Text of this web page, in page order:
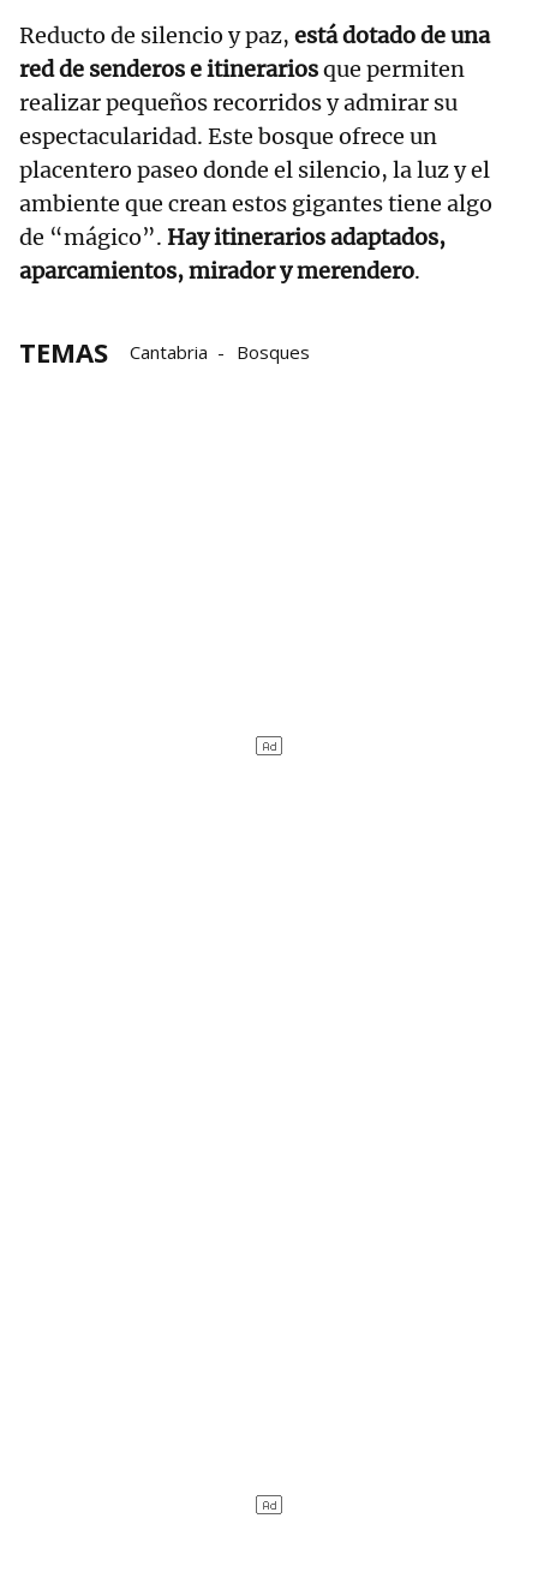
Reducto de silencio y paz, está dotado de una
red de senderos e itinerariosque permiten
realizar pequeños recorridos y admirar su
espectacularidad. Este bosque ofrece un
placentero paseo donde el silencio, la luz y el
ambiente que crean estos gigantes tiene algo
de “mágico”. Hay itinerarios adaptados,
aparcamientos, mirador y merendero.
TEMAS Cantabria Bosques